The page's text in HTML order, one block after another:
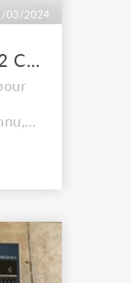
03/2024
Donne pédale VP2 Casio
à